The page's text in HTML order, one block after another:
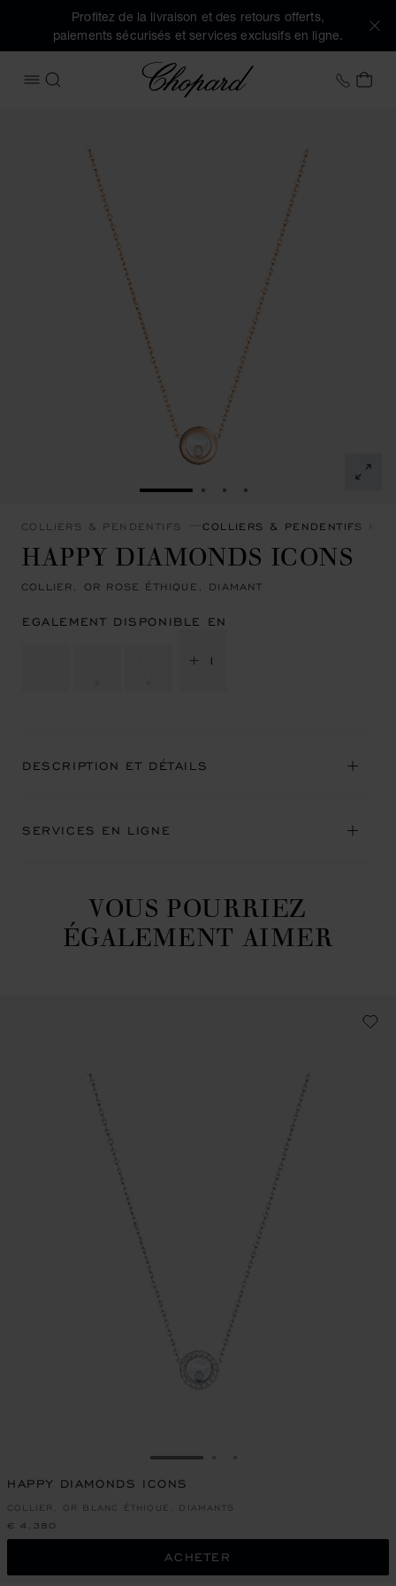
Profitez de la livraison et des retours offerts,
paiements sécurisés et services exclusifs en ligne.
OUVRIR LE MENU
RECHERCHER
Chopard +32
ALLER À LA DIAPOSITIVE 1
ALLER À LA DIAPOSITIVE
ALLER À LA
ALLER À LA
COLLIERS & PENDENTIFS COLLIERS & PENDENTIFS
HAPPY DIAMONDS ICONS
COLLIER, OR ROSE ÉTHIQUE, DIAMANT
EGALEMENT DISPONIBLE EN
+ 1
DESCRIPTION ET DÉTAILS
SERVICES EN LIGNE
VOUS POURRIEZ
ÉGALEMENT AIMER
ALLER À LA DIAPOSITIVE 1
HAPPY DIAMONDS ICONS
COLLIER, OR BLANC ÉTHIQUE, DIAMANTS
€ 4,380
ACHETER